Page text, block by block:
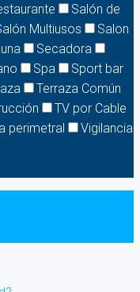
Salón de
Multiusos
Salon
Secadora
Spa
Sport bar
Terraza Común
TV por Cable
perimetral
Vigilancia